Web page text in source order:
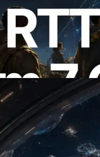
Slot API：新
測量 —
同步上線